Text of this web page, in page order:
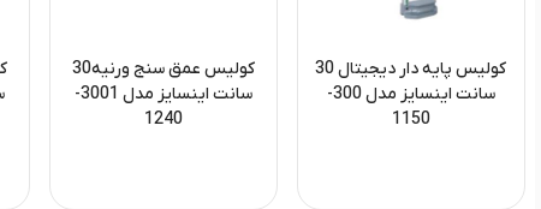
کولیس پایه دار دیجیتال 30
سانت اینسایز مدل 300-
1150
کولیس عمق سنج ورنیه30
سانت اینسایز مدل 3001-
1240